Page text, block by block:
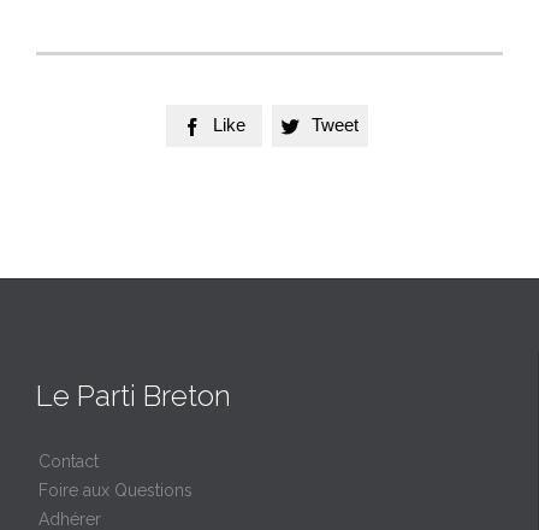
 Like  Tweet
Le Parti Breton
Contact
Foire aux Questions
Adhérer